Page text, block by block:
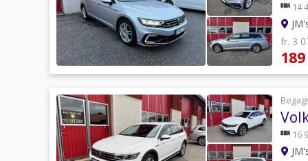
14
fr. 3
16